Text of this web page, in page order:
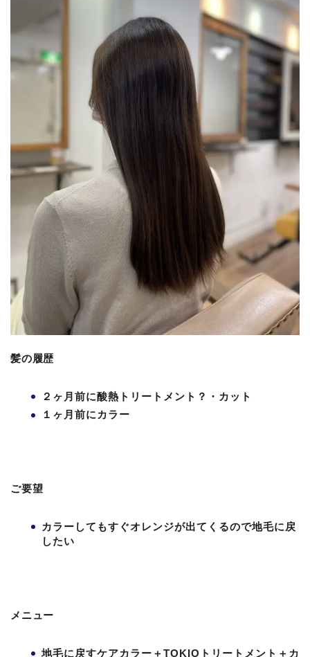
髪の履歴
２ヶ月前に酸熱トリートメント？・カット
１ヶ月前にカラー
ご要望
カラーしてもすぐオレンジが出てくるので地毛に戻
したい
メニュー
地毛に戻すケアカラー＋TOKIOトリートメント＋カ